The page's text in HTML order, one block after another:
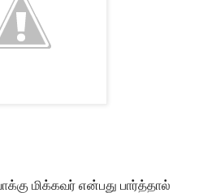
மிக்கவர் என்பது பார்த்தால்